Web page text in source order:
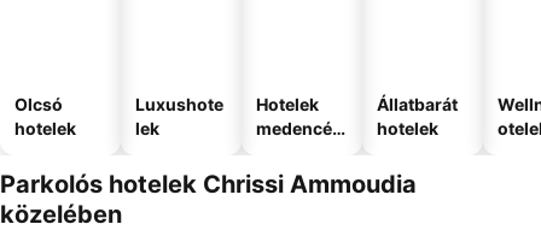
Olcsó
hotelek
Luxushote
lek
Hotelek
medencév
Állatbarát
hotelek
Parkolós hotelek Chrissi Ammoudia
közelében